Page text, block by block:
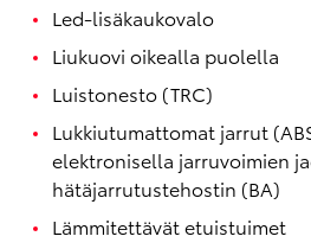
Led-lisäkaukovalo
Liukuovi oikealla puolella
Luistonesto (TRC)
Lukkiutumattomat jarrut
elektronisella jarruvoimien
hätäjarrutustehostin (BA)
Lämmitettävät etuistuimet